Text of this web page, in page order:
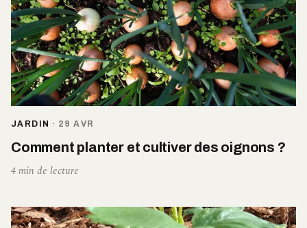
JARDIN · 29 AVR
Comment planter et cultiver des oignons ?
4 min de lecture